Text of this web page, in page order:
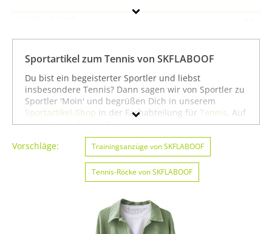
Preis
Farbe
Sportartikel zum Tennis von SKFLABOOF
Du bist ein begeisterter Sportler und liebst
insbesondere Tennis? Dann sagen wir von Sportler zu
Sportler 'Moin' und begrüßen Dich in unserem
Sportartikel-Shop in der Fachabteilung für Tennis . Auf
dieser Seite findest Du unser gesamtes Sortiment der
Marke SKFLABOOF speziell für die Sportart Tennis. Du
kannst die Auswahl weiter einschränken, zum Beispiel
Basketball von SKFLABOOFoderBootssport von
. Wenn Du dagegen nicht gezielt für die
Sportart Tennis suchst, kannst Du Dich auch auf
umsehen. Wir hoffen, dass Du bei uns
findest, was Du suchst, und wünschen Dir weiter viel
Spaß und Erfolg beim Tennis!
Vorschläge: Trainingsanzüge von SKFLABOOF
Tennis-Röcke von SKFLABOOF